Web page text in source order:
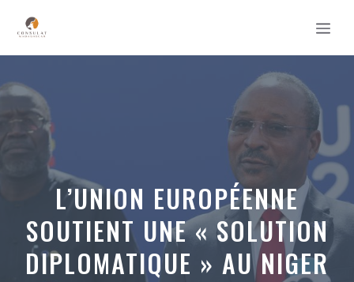
contenu
L’UNION EUROPÉENNE
SOUTIENT UNE « SOLUTION
DIPLOMATIQUE » AU NIGER